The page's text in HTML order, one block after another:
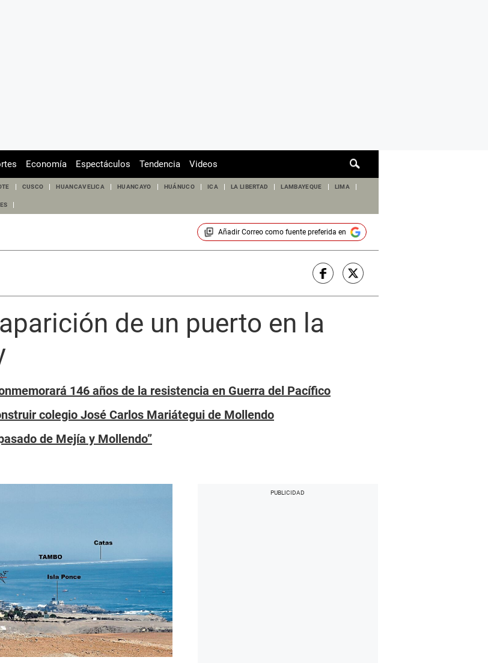
de
Economía Espectáculos Tendencia Videos
CUSCO HUANCAVELICA HUANCAYO HUÁNUCO ICA LA LIBERTAD LAMBAYEQUE LIMA
Añadir Correocomo fuente preferida en
de un puerto en la
146 años de la resistencia en Guerra del Pacífico
colegio José Carlos Mariátegui de Mollendo
de Mejía y Mollendo”